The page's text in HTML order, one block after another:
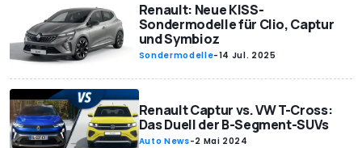
Renault: Neue KISS-
Sondermodelle für Clio, Captur
und Symbioz
Sondermodelle-14 Jul. 2025
Renault Captur vs. VW T-Cross:
Das Duell der B-Segment-SUVs
Auto News-2 Mai 2024